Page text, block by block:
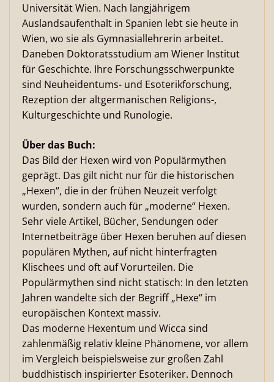
Universität Wien. Nach langjährigem
Auslandsaufenthalt in Spanien lebt sie heute in
Wien, wo sie als Gymnasiallehrerin arbeitet.
Daneben Doktoratsstudium am Wiener Institut
für Geschichte. Ihre Forschungsschwerpunkte
sind Neuheidentums- und Esoterikforschung,
Rezeption der altgermanischen Religions-,
Kulturgeschichte und Runologie.
Über das Buch:
Das Bild der Hexen wird von Populärmythen
geprägt. Das gilt nicht nur für die historischen
„Hexen“, die in der frühen Neuzeit verfolgt
wurden, sondern auch für „moderne“ Hexen.
Sehr viele Artikel, Bücher, Sendungen oder
Internetbeiträge über Hexen beruhen auf diesen
populären Mythen, auf nicht hinterfragten
Klischees und oft auf Vorurteilen. Die
Populärmythen sind nicht statisch: In den letzten
Jahren wandelte sich der Begriff „Hexe“ im
europäischen Kontext massiv.
Das moderne Hexentum und Wicca sind
zahlenmäßig relativ kleine Phänomene, vor allem
im Vergleich beispielsweise zur großen Zahl
buddhistisch inspirierter Esoteriker. Dennoch